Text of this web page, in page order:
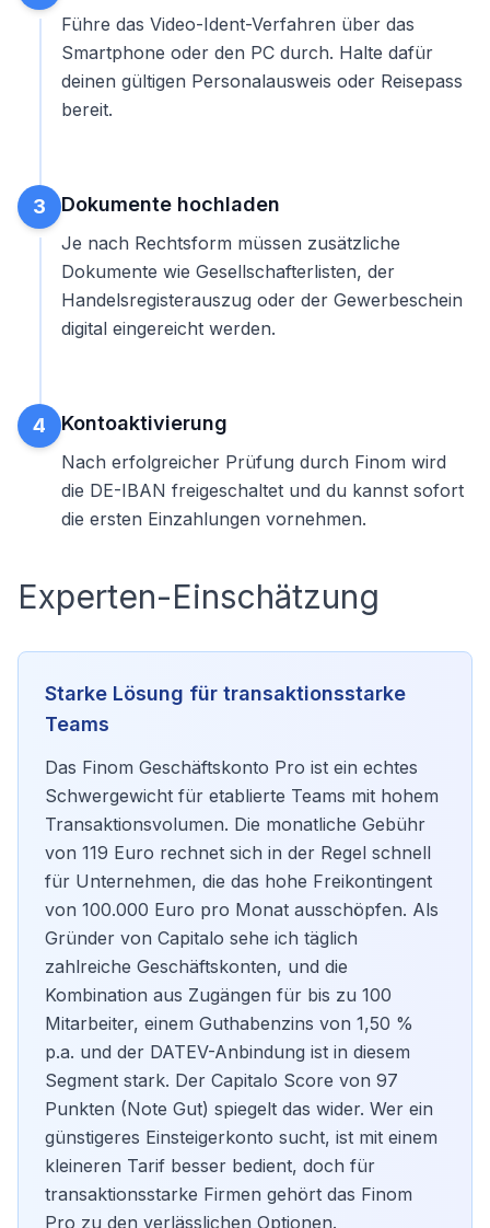
Führe das Video-Ident-Verfahren über das
Smartphone oder den PC durch. Halte dafür
deinen gültigen Personalausweis oder Reisepass
bereit.
3 Dokumente hochladen
Je nach Rechtsform müssen zusätzliche
Dokumente wie Gesellschafterlisten, der
Handelsregisterauszug oder der Gewerbeschein
digital eingereicht werden.
4 Kontoaktivierung
Nach erfolgreicher Prüfung durch Finom wird
die DE-IBAN freigeschaltet und du kannst sofort
die ersten Einzahlungen vornehmen.
Experten-Einschätzung
Starke Lösung für transaktionsstarke
Teams
Das Finom Geschäftskonto Pro ist ein echtes
Schwergewicht für etablierte Teams mit hohem
Transaktionsvolumen. Die monatliche Gebühr
von 119 Euro rechnet sich in der Regel schnell
für Unternehmen, die das hohe Freikontingent
von 100.000 Euro pro Monat ausschöpfen. Als
Gründer von Capitalo sehe ich täglich
zahlreiche Geschäftskonten, und die
Kombination aus Zugängen für bis zu 100
Mitarbeiter, einem Guthabenzins von 1,50 %
p.a. und der DATEV-Anbindung ist in diesem
Segment stark. Der Capitalo Score von 97
Punkten (Note Gut) spiegelt das wider. Wer ein
günstigeres Einsteigerkonto sucht, ist mit einem
kleineren Tarif besser bedient, doch für
transaktionsstarke Firmen gehört das Finom
Pro zu den verlässlichen Optionen.